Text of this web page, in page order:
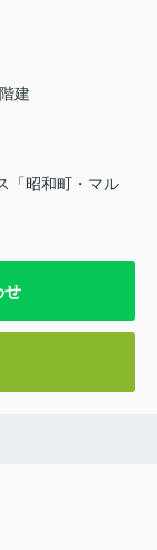
建
「昭和町・マル
せ